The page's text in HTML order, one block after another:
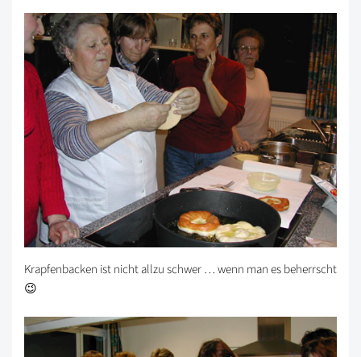
Krapfenbacken ist nicht allzu schwer … wenn man es beherrscht
😉